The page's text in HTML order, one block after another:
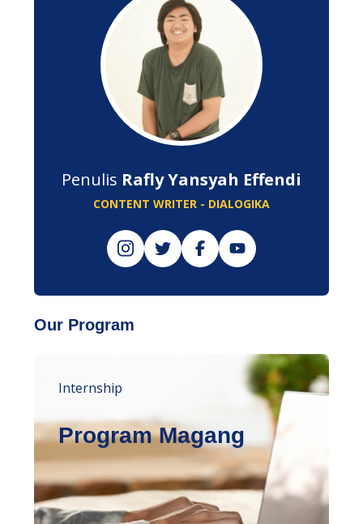
Penulis Rafly Yansyah Effendi
CONTENT WRITER - DIALOGIKA
Our Program
Internship
Program Magang